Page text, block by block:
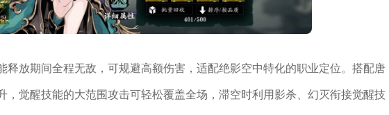
释放期间全程无敌，可规避高额伤害，适配绝影空中特化的职业定位。搭配唐
，觉醒技能的大范围攻击可轻松覆盖全场，滞空时利用影杀、幻灭衔接觉醒技